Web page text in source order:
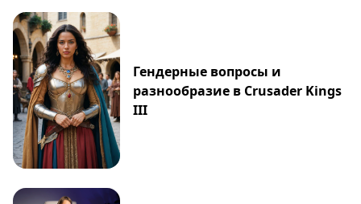
Гендерные вопросы и
разнообразие в Crusader Kings
III